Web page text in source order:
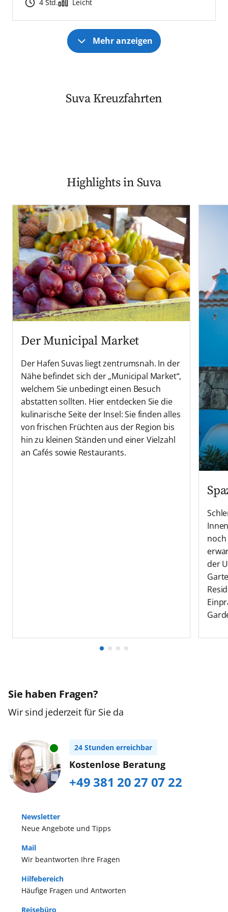
4 Std. Leicht
Mehr anzeigen
Suva Kreuzfahrten
Highlights in Suva
Der Municipal Market
Der Hafen Suvas liegt zentrumsnah. In der
Nähe befindet sich der „Municipal Market“,
welchem Sie unbedingt einen Besuch
abstatten sollten. Hier entdecken Sie die
kulinarische Seite der Insel: Sie finden alles
von frischen Früchten aus der Region bis
hin zu kleinen Ständen und einer Vielzahl
an Cafés sowie Restaurants.
der
Sie haben Fragen?
Wir sind jederzeit für Sie da
24 Stunden erreichbar
Kostenlose Beratung
+49 381 20 27 07 22
Neue Angebote und Tipps
Newsletter
Häufige Fragen und Antworten
Hilfebereich
Wir beantworten Ihre Fragen
Mail
Reisebüro